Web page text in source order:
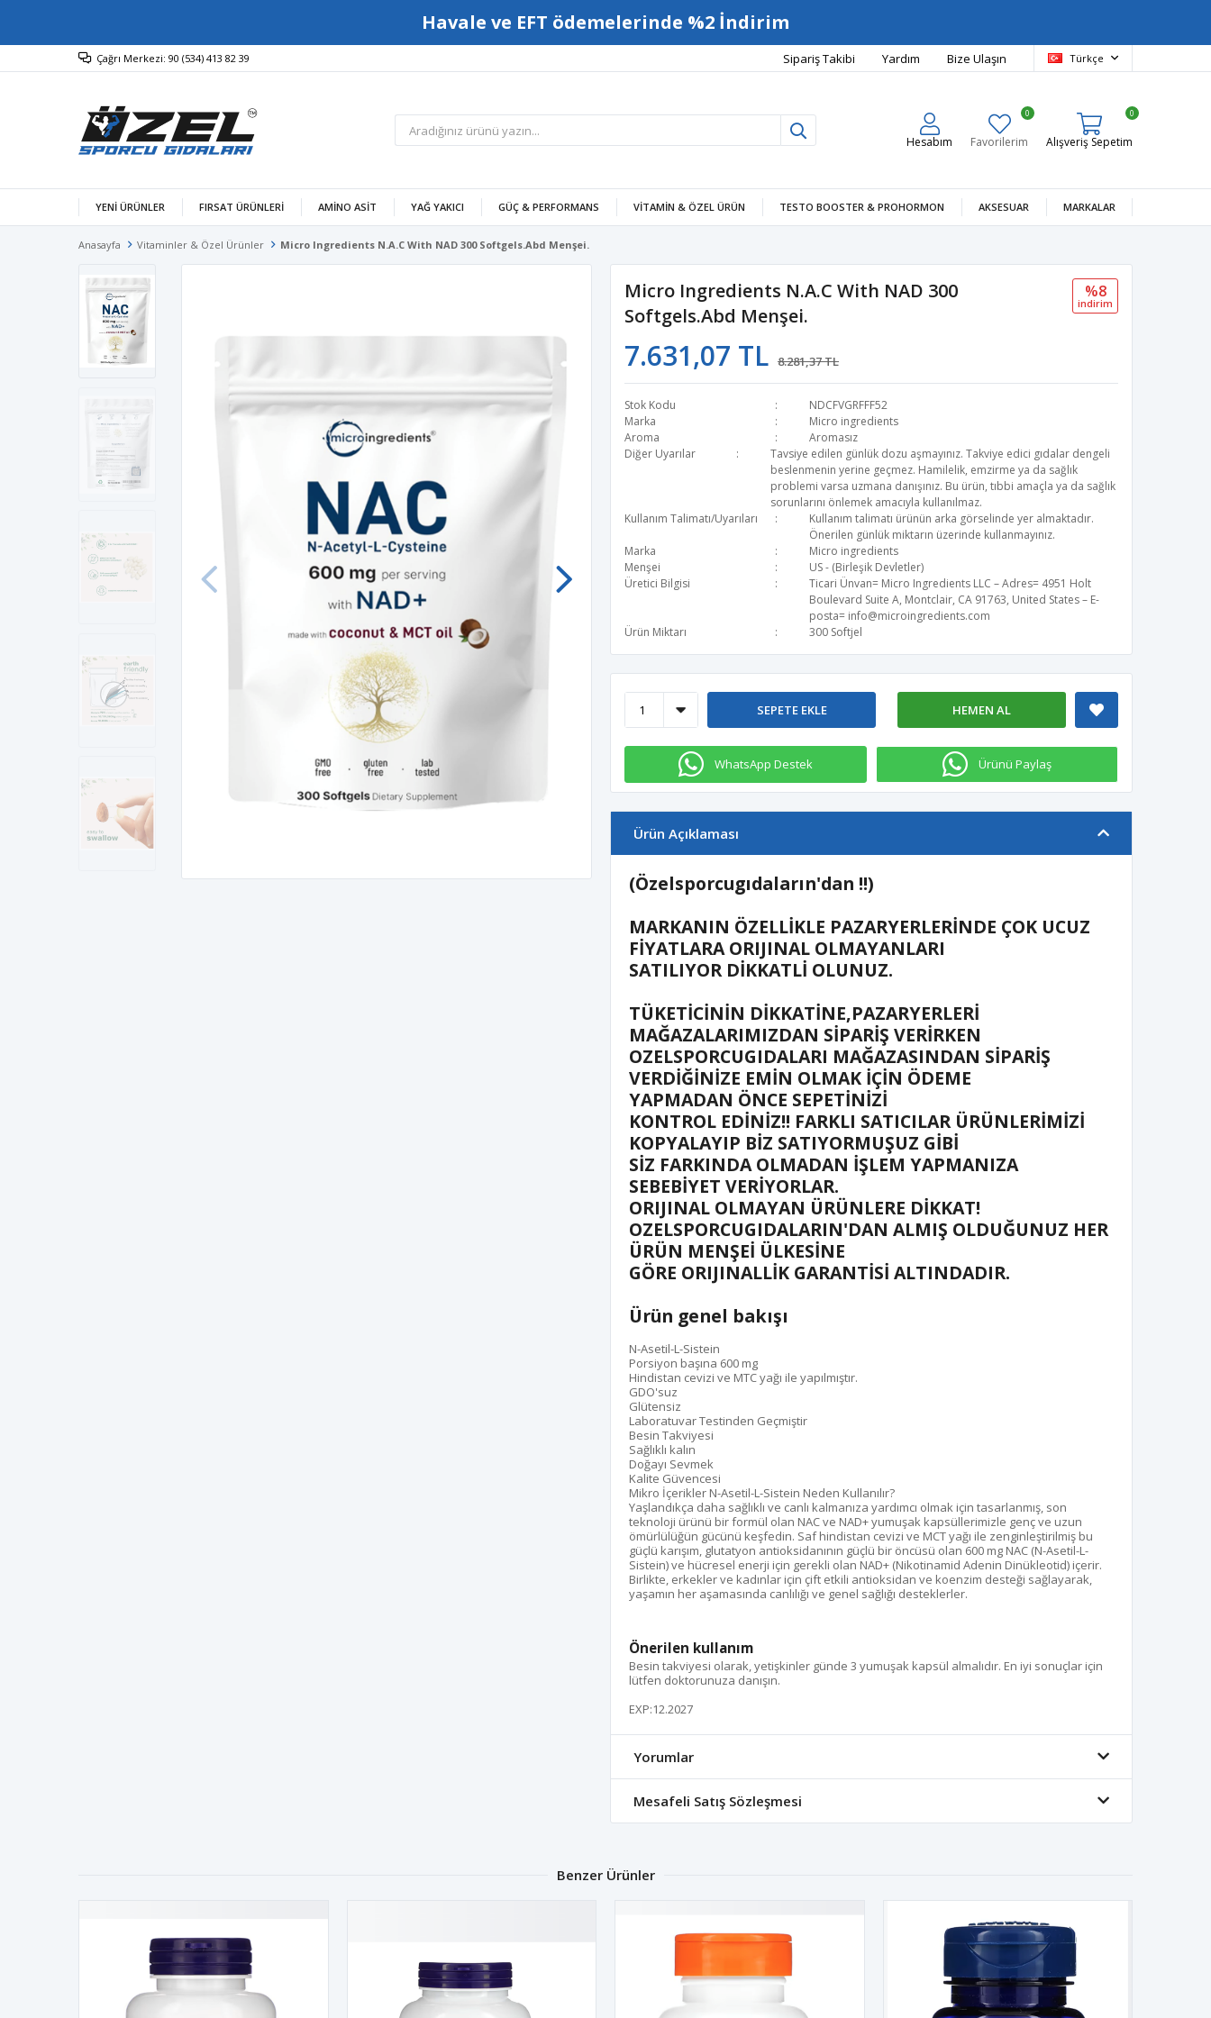
Havale ve EFT ödemelerinde %2 İndirim
Çağrı Merkezi: 90 (534) 413 82 39 Sipariş Takibi Yardım Bize Ulaşın Türkçe
Hesabım Favorilerim
0
Alışveriş Sepetim
0
YENİ ÜRÜNLER FIRSAT ÜRÜNLERİ AMINO ASIT YAĞ YAKICI GÜÇ & PERFORMANS VITAMIN & ÖZEL ÜRÜN TESTO BOOSTER & PROHORMON AKSESUAR MARKALAR
Anasayfa Vitaminler & Özel Ürünler Micro Ingredients N.A.C With NAD 300 Softgels.Abd Menşei.
Micro Ingredients N.A.C With NAD 300
Softgels.Abd Menşei.
7.631,07 TL 8.281,37 TL
%8
i̇ndi̇ri̇m
Stok Kodu
NDCFVGRFFF52
Marka
Micro ingredients
Aroma
Aromasız
Diğer Uyarılar
Tavsiye edilen günlük dozu aşmayınız. Takviye edici gıdalar dengeli
beslenmenin yerine geçmez. Hamilelik, emzirme ya da sağlık
problemi varsa uzmana danışınız. Bu ürün, tıbbi amaçla ya da sağlık
sorunlarını önlemek amacıyla kullanılmaz.
Kullanım Talimatı/Uyarıları
Kullanım talimatı ürünün arka görselinde yer almaktadır.
Önerilen günlük miktarın üzerinde kullanmayınız.
Marka
Micro ingredients
Menşei
US - (Birleşik Devletler)
Üretici Bilgisi
Ticari Ünvan= Micro Ingredients LLC – Adres= 4951 Holt
Boulevard Suite A, Montclair, CA 91763, United States – E-
posta= info@microingredients.com
Ürün Miktarı
300 Softjel
HEMEN AL
SEPETE EKLE
WhatsApp Destek Ürünü Paylaş
Ürün Açıklaması
(Özelsporcugıdaların'dan !!)
MARKANIN ÖZELLİKLE PAZARYERLERİNDE ÇOK UCUZ
FİYATLARA ORIJINAL OLMAYANLARI
SATILIYOR DİKKATLİ OLUNUZ.
TÜKETİCİNİN DİKKATİNE,PAZARYERLERİ
MAĞAZALARIMIZDAN SİPARİŞ VERİRKEN
OZELSPORCUGIDALARI MAĞAZASINDAN SİPARİŞ
VERDİĞİNİZE EMİN OLMAK İÇİN ÖDEME
YAPMADAN ÖNCE SEPETİNİZİ
KONTROL EDİNİZ!! FARKLI SATICILAR ÜRÜNLERİMİZİ
KOPYALAYIP BİZ SATIYORMUŞUZ GİBİ
SİZ FARKINDA OLMADAN İŞLEM YAPMANIZA
SEBEBİYET VERİYORLAR.
ORIJINAL OLMAYAN ÜRÜNLERE DİKKAT!
OZELSPORCUGIDALARIN'DAN ALMIŞ OLDUĞUNUZ HER
ÜRÜN MENŞEİ ÜLKESİNE
GÖRE ORIJINALLİK GARANTİSİ ALTINDADIR.
Ürün genel bakışı
N-Asetil-L-Sistein
Porsiyon başına 600 mg
Hindistan cevizi ve MTC yağı ile yapılmıştır.
GDO'suz
Glütensiz
Laboratuvar Testinden Geçmiştir
Besin Takviyesi
Sağlıklı kalın
Doğayı Sevmek
Kalite Güvencesi
Mikro İçerikler N-Asetil-L-Sistein Neden Kullanılır?
Yaşlandıkça daha sağlıklı ve canlı kalmanıza yardımcı olmak için tasarlanmış, son
teknoloji ürünü bir formül olan NAC ve NAD+ yumuşak kapsüllerimizle genç ve uzun
ömürlülüğün gücünü keşfedin. Saf hindistan cevizi ve MCT yağı ile zenginleştirilmiş bu
güçlü karışım, glutatyon antioksidanının güçlü bir öncüsü olan 600 mg NAC (N-Asetil-L-
Sistein) ve hücresel enerji için gerekli olan NAD+ (Nikotinamid Adenin Dinükleotid) içerir.
Birlikte, erkekler ve kadınlar için çift etkili antioksidan ve koenzim desteği sağlayarak,
yaşamın her aşamasında canlılığı ve genel sağlığı desteklerler.
Önerilen kullanım
Besin takviyesi olarak, yetişkinler günde 3 yumuşak kapsül almalıdır. En iyi sonuçlar için
lütfen doktorunuza danışın.
EXP:12.2027
Yorumlar
Mesafeli Satış Sözleşmesi
Benzer Ürünler